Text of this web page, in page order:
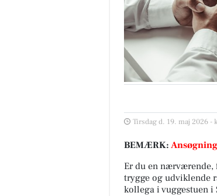
Tirsdag d. 19. maj 2026 -
BEMÆRK:
Er du en nærværende,
trygge og udviklende
kollega i vuggestuen i